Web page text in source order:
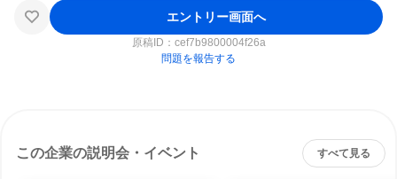
エントリー画面へ
原稿ID： cef7b9800004f26a
問題を報告する
この企業の説明会・イベント すべて見る